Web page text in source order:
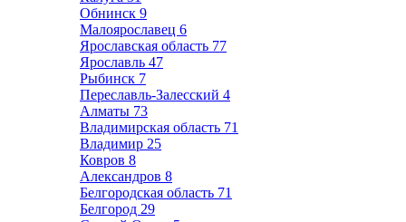
Обнинск 9
Малоярославец 6
Ярославская область 77
Ярославль 47
Рыбинск 7
Переславль-Залесский 4
Алматы 73
Владимирская область 71
Владимир 25
Ковров 8
Александров 8
Белгородская область 71
Белгород 29